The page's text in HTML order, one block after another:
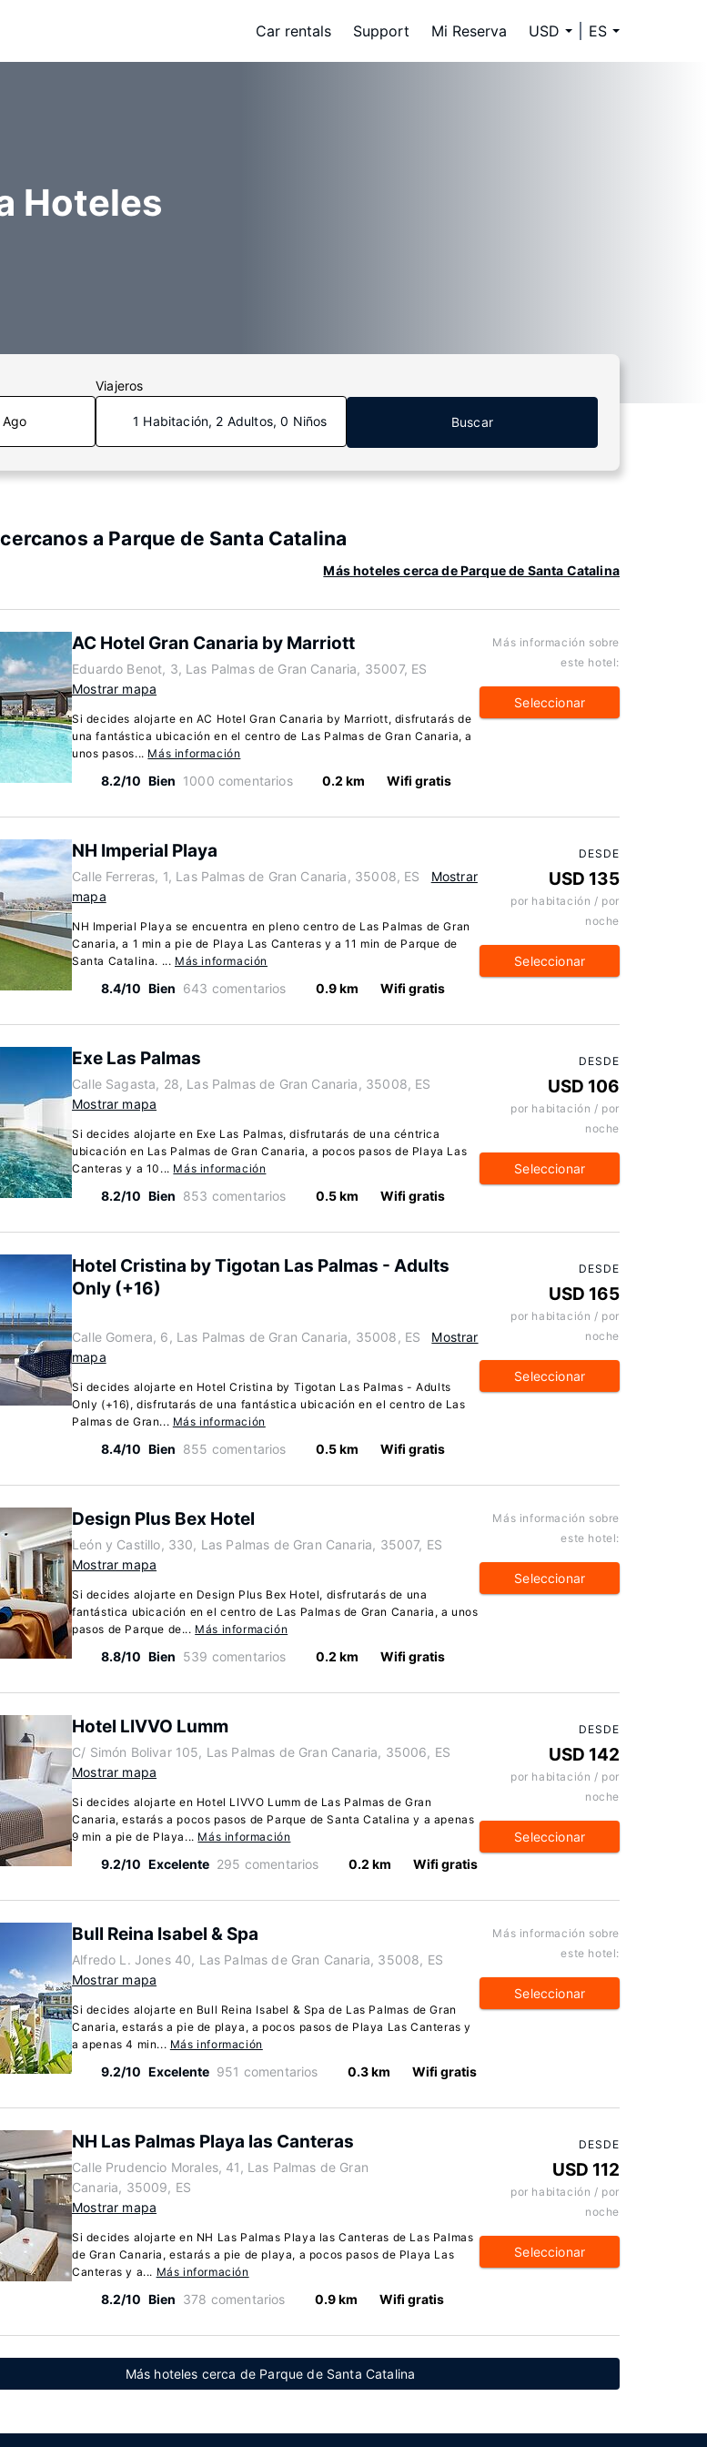
Car rentals Support Mi Reserva USD ES
Hoteles
Viajeros
1 Habitación, 2 Adultos, 0 Niños Buscar
a Parque de Santa Catalina
Más hoteles cerca de Parque de Santa Catalina
AC Hotel Gran Canaria by Marriott
Eduardo Benot, 3, Las Palmas de Gran Canaria, 35007, ES
Mostrar mapa
Si decides alojarte en AC Hotel Gran Canaria by Marriott, disfrutarás de
una fantástica ubicación en el centro de Las Palmas de Gran Canaria, a
unos pasos... Más información
8.2/10 Bien 1000 comentarios 0.2 km Wifi gratis
Más información sobre
este hotel:
Seleccionar
NH Imperial Playa
Calle Ferreras, 1, Las Palmas de Gran Canaria, 35008, ES
Mostrar
mapa
NH Imperial Playa se encuentra en pleno centro de Las Palmas de Gran
Canaria, a 1 min a pie de Playa Las Canteras y a 11 min de Parque de
Santa Catalina. ... Más información
8.4/10 Bien 643 comentarios 0.9 km Wifi gratis
DESDE
USD 135
por habitación / por
noche
Seleccionar
Exe Las Palmas
Calle Sagasta, 28, Las Palmas de Gran Canaria, 35008, ES
Mostrar mapa
Si decides alojarte en Exe Las Palmas, disfrutarás de una céntrica
ubicación en Las Palmas de Gran Canaria, a pocos pasos de Playa Las
Canteras y a 10... Más información
8.2/10 Bien 853 comentarios 0.5 km Wifi gratis
DESDE
USD 106
por habitación / por
noche
Seleccionar
Hotel Cristina by Tigotan Las Palmas - Adults
Only (+16)
Calle Gomera, 6, Las Palmas de Gran Canaria, 35008, ES
Mostrar
mapa
Si decides alojarte en Hotel Cristina by Tigotan Las Palmas - Adults
Only (+16), disfrutarás de una fantástica ubicación en el centro de Las
Palmas de Gran... Más información
8.4/10 Bien 855 comentarios 0.5 km Wifi gratis
DESDE
USD 165
por habitación / por
noche
Seleccionar
Design Plus Bex Hotel
León y Castillo, 330, Las Palmas de Gran Canaria, 35007, ES
Mostrar mapa
Si decides alojarte en Design Plus Bex Hotel, disfrutarás de una
fantástica ubicación en el centro de Las Palmas de Gran Canaria, a unos
pasos de Parque de... Más información
8.8/10 Bien 539 comentarios 0.2 km Wifi gratis
Más información sobre
este hotel:
Seleccionar
Hotel LIVVO Lumm
C/ Simón Bolivar 105, Las Palmas de Gran Canaria, 35006, ES
Mostrar mapa
Si decides alojarte en Hotel LIVVO Lumm de Las Palmas de Gran
Canaria, estarás a pocos pasos de Parque de Santa Catalina y a apenas
9 min a pie de Playa... Más información
9.2/10 Excelente 295 comentarios 0.2 km Wifi gratis
DESDE
USD 142
por habitación / por
noche
Seleccionar
Bull Reina Isabel & Spa
Alfredo L. Jones 40, Las Palmas de Gran Canaria, 35008, ES
Mostrar mapa
Si decides alojarte en Bull Reina Isabel & Spa de Las Palmas de Gran
Canaria, estarás a pie de playa, a pocos pasos de Playa Las Canteras y
a apenas 4 min... Más información
9.2/10 Excelente 951 comentarios 0.3 km Wifi gratis
Más información sobre
este hotel:
Seleccionar
NH Las Palmas Playa las Canteras
Calle Prudencio Morales, 41, Las Palmas de Gran
Canaria, 35009, ES
Mostrar mapa
Si decides alojarte en NH Las Palmas Playa las Canteras de Las Palmas
de Gran Canaria, estarás a pie de playa, a pocos pasos de Playa Las
Canteras y a... Más información
8.2/10 Bien 378 comentarios 0.9 km Wifi gratis
DESDE
USD 112
por habitación / por
noche
Seleccionar
Más hoteles cerca de Parque de Santa Catalina